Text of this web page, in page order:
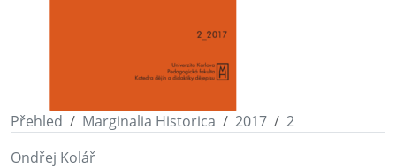
Přehled Marginalia Historica 2017
2
Ondřej Kolář